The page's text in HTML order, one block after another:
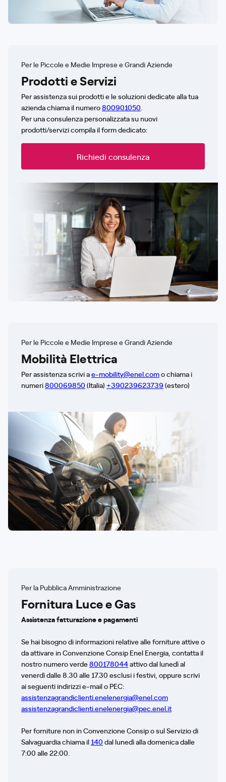
Per le Piccole e Medie Imprese e Grandi Aziende
Prodotti e Servizi
Per assistenza sui prodotti e le soluzioni dedicate alla tua
azienda chiama il numero800901050
Per una consulenza personalizzata su nuovi
prodotti/servizi compila il form dedicato:
Richiedi consulenza
Per le Piccole e Medie Imprese e Grandi Aziende
Mobilità Elettrica
Per assistenza scrivi ae-mobility@enel.como chiama i
numeri800069850 (Italia) +390239623739 (estero)
Per la Pubblica Amministrazione
Fornitura Luce e Gas
Assistenza fatturazione e pagamenti
Se hai bisogno di informazioni relative alle forniture attive o
da attivare in Convenzione Consip Enel Energia, contatta il
nostro numero verde800178044attivo dal lunedì al
venerdì dalle 8.30 alle 17.30 esclusi i festivi, oppure scrivi
ai seguenti indirizzi e-mail o PEC:
assistenzagrandiclienti.enelenergia@enel.com
assistenzagrandiclienti.enelenergia@pec.enel.it
Per forniture non in Convenzione Consip o sul Servizio di
Salvaguardia chiama il140 dal lunedì alla domenica dalle
7:00 alle 22:00.